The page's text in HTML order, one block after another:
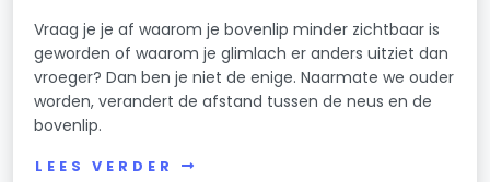
Vraag je je af waarom je bovenlip minder zichtbaar is
geworden of waarom je glimlach er anders uitziet dan
vroeger? Dan ben je niet de enige. Naarmate we ouder
worden, verandert de afstand tussen de neus en de
bovenlip.
LEES VERDER